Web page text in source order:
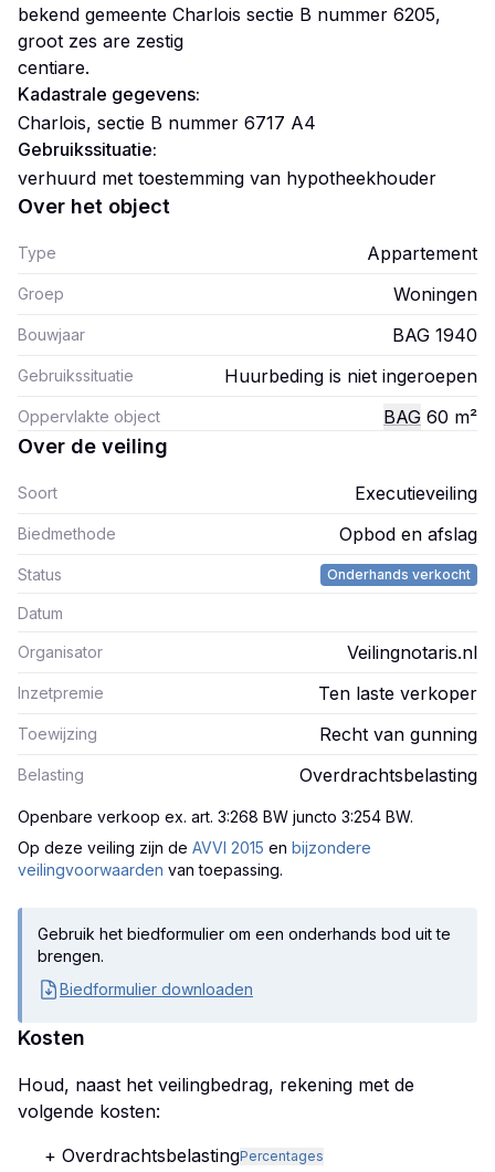
bekend gemeente Charlois sectie B nummer 6205,
groot zes are zestig
centiare.
Kadastrale gegevens:
Charlois, sectie B nummer 6717 A4
Gebruikssituatie:
verhuurd met toestemming van hypotheekhouder
Over het object
Type Appartement
Groep Woningen
Bouwjaar BAG 1940
Gebruikssituatie Huurbeding is niet ingeroepen
Oppervlakte object BAG 60 m²
Over de veiling
Soort Executieveiling
Biedmethode Opbod en afslag
Status Onderhands verkocht
Datum
Organisator Veilingnotaris.nl
Inzetpremie Ten laste verkoper
Toewijzing Recht van gunning
Belasting Overdrachtsbelasting
Openbare verkoop ex. art. 3:268 BW juncto 3:254 BW.
Op deze veiling zijn de AVVI 2015 en bijzondere
veilingvoorwaarden van toepassing.
Gebruik het biedformulier om een onderhands bod uit te
brengen.
Biedformulier downloaden
Kosten
Houd, naast het veilingbedrag, rekening met de
volgende kosten:
+ OverdrachtsbelastingPercentages